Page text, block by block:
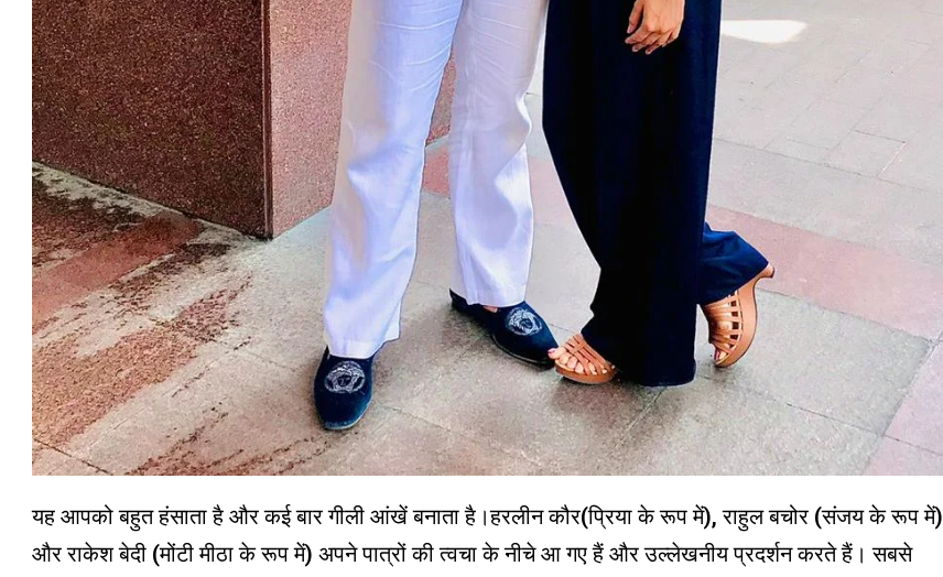
यह आपको बहुत हंसाता है और कई बार गीली आंखें बनाता है।हरलीन कौर(प्रिया के रूप में), राहुल बचोर (संजय के रूप में)
और राकेश बेदी (मोंटी मीठा के रूप में) अपने पात्रों की त्वचा के नीचे आ गए हैं और उल्लेखनीय प्रदर्शन करते हैं। सबसे